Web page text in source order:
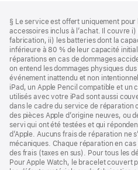
de
page
de
bas
de
page
§ Le service est offert uniquement
accessoires inclus à l’achat. Il couvre
fabrication, ii) les batteries dont la
inférieure à 80 % de leur capacité
réparations en cas de dommages
on entend les dommages physiques
événement inattendu et non
iPad, un Apple Pencil compatible et un
utilisés avec votre iPad sont aussi
dans le cadre du service de réparation
des pièces Apple d’origine neuves, ou
servi qui ont été testées et qui
d’Apple. Aucuns frais de réparation ne
mécaniques. Chaque réparation en
des frais (taxes en sus). Pour tous les
Pour Apple Watch, le bracelet couvert